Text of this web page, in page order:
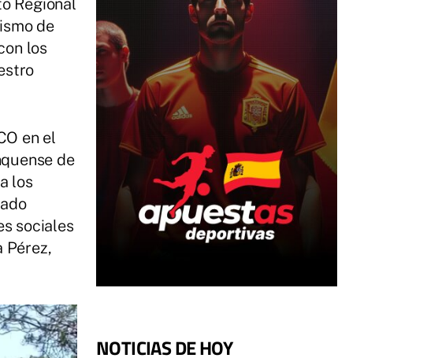
Regional
de
los
en el
de
los
sociales
Pérez,
NOTICIAS DE HOY